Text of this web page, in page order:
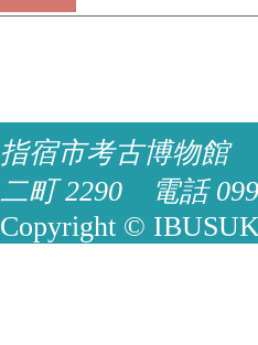
指宿市考古博物館
二町 2290 電話
Copyright ©